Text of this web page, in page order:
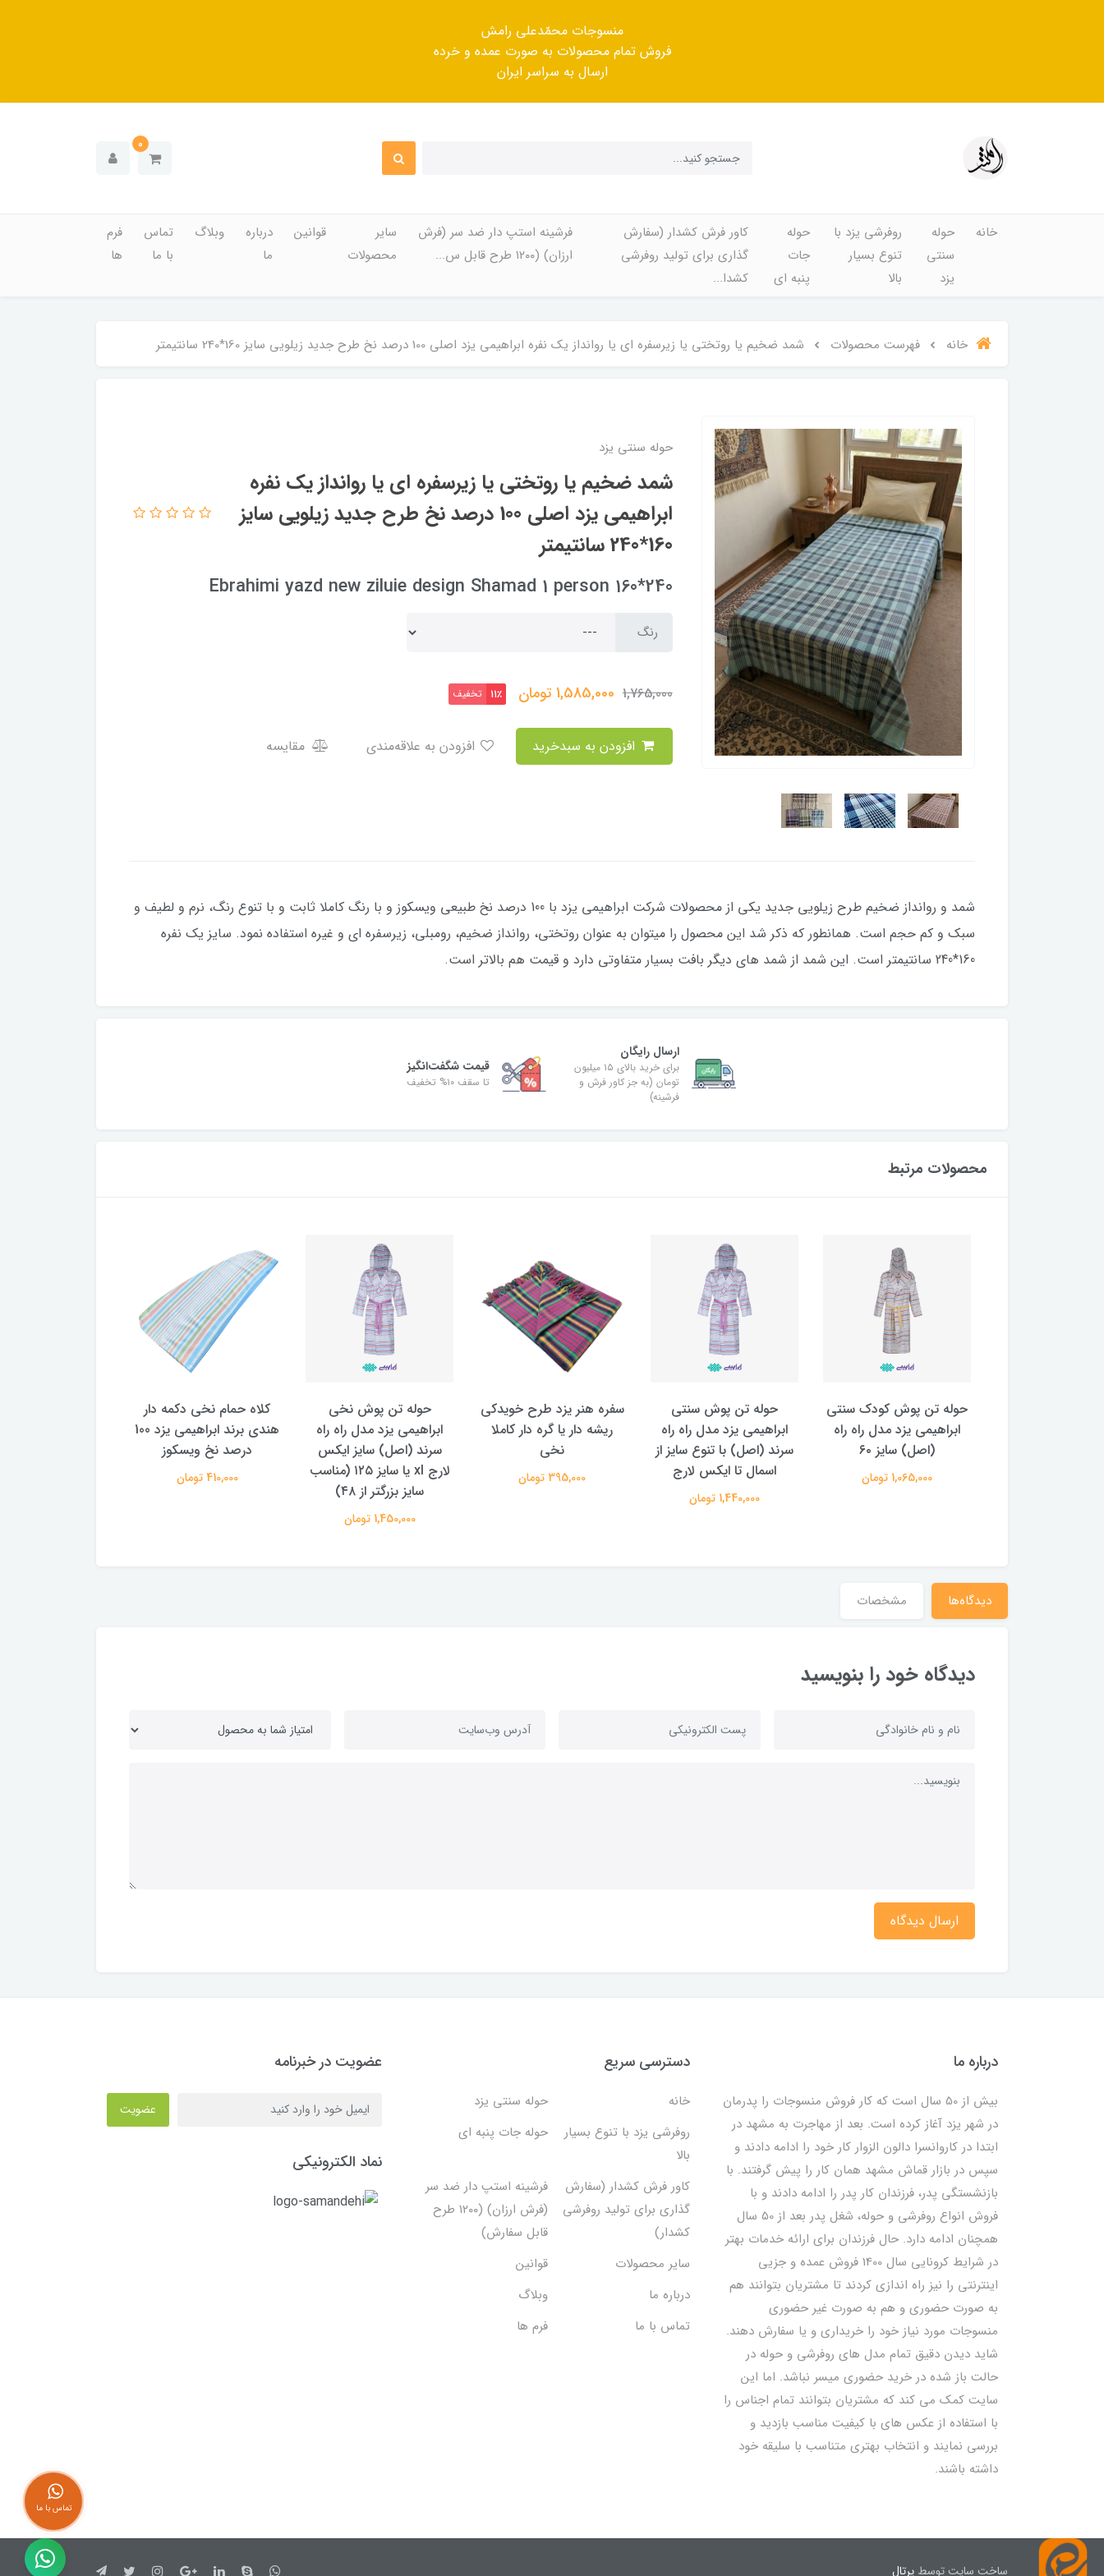
منسوجات محمّدعلی رامش
فروش تمام محصولات به صورت عمده و خرده
ارسال به سراسر ایران
0
خانه
حوله
سنتی
یزد
روفرشی یزد با
تنوع بسیار
بالا
حوله
جات
پنبه ای
کاور فرش کشدار (سفارش
گذاری برای تولید روفرشی
کشدا...
فرشینه استپ دار ضد سر (فرش
ارزان) (۱۲۰۰ طرح قابل س...
سایر
محصولات
قوانین
درباره
ما
وبلاگ
تماس
با ما
فرم
ها
خانه فهرست محصولات شمد ضخیم یا روتختی یا زیرسفره ای یا روانداز یک نفره ابراهیمی یزد اصلی 100 درصد نخ طرح جدید زیلویی سایز 160*240 سانتیمتر
حوله سنتی یزد
شمد ضخیم یا روتختی یا زیرسفره ای یا روانداز یک نفره
ابراهیمی یزد اصلی 100 درصد نخ طرح جدید زیلویی سایز
160*240 سانتیمتر
Ebrahimi yazd new ziluie design Shamad 1 person 160*240
رنگ
1,765,000
1,585,000تومان 11٪ تخفیف
مقایسه
شمد و روانداز ضخیم طرح زیلویی جدید یکی از محصولات شرکت ابراهیمی یزد با 100 درصد نخ طبیعی ویسکوز و با رنگ کاملا ثابت و با تنوع رنگ، نرم و لطیف و
سبک و کم حجم است. همانطور که ذکر شد این محصول را میتوان به عنوان روتختی، روانداز ضخیم، رومبلی، زیرسفره ای و غیره استفاده نمود. سایز یک نفره
160*240 سانتیمتر است. این شمد از شمد های دیگر بافت بسیار متفاوتی دارد و قیمت هم بالاتر است.
ارسال رایگان
برای خرید بالای ۱۵ میلیون
تومان (به جز کاور فرش و
فرشینه)
قیمت شگفت‌انگیز
تا سقف ۱۰% تخفیف
محصولات مرتبط
حوله تن پوش کودک سنتی
ابراهیمی یزد مدل راه راه
(اصل) سایز ۶۰
1,065,000 تومان
حوله تن پوش سنتی
ابراهیمی یزد مدل راه راه
سرند (اصل) با تنوع سایز از
اسمال تا ایکس لارج
1,440,000 تومان
سفره هنر یزد طرح خویدکی
ریشه دار یا گره دار کاملا
نخی
395,000 تومان
حوله تن پوش نخی
ابراهیمی یزد مدل راه راه
سرند (اصل) سایز ایکس
لارج xl یا سایز ۱۲۵ (مناسب
سایز بزرگتر از ۴۸)
1,450,000 تومان
کلاه حمام نخی دکمه دار
هندی برند ابراهیمی یزد 100
درصد نخ ویسکوز
410,000 تومان
دیدگاه‌ها مشخصات
دیدگاه خود را بنویسید
ارسال دیدگاه
درباره ما
بیش از 50 سال است که کار فروش منسوجات را پدرمان
در شهر یزد آغاز کرده است. بعد از مهاجرت به مشهد در
ابتدا در کاروانسرا دالون الزوار کار خود را ادامه دادند و
سپس در بازار قماش مشهد همان کار را پیش گرفتند. با
بازنشستگی پدر، فرزندان کار پدر را ادامه دادند و با
فروش انواع روفرشی و حوله، شغل پدر بعد از 50 سال
همچنان ادامه دارد. حال فرزندان برای ارائه خدمات بهتر
در شرایط کرونایی سال 1400 فروش عمده و جزیی
اینترنتی را نیز راه اندازی کردند تا مشتریان بتوانند هم
به صورت حضوری و هم به صورت غیر حضوری
منسوجات مورد نیاز خود را خریداری و یا سفارش دهند.
شاید دیدن دقیق تمام مدل های روفرشی و حوله در
حالت باز شده در خرید حضوری میسر نباشد. اما این
سایت کمک می کند که مشتریان بتوانند تمام اجناس را
با استفاده از عکس های با کیفیت مناسب بازدید و
بررسی نمایند و انتخاب بهتری متناسب با سلیقه خود
داشته باشند.
دسترسی سریع
خانه
حوله سنتی یزد
روفرشی یزد با تنوع بسیار
بالا
حوله جات پنبه ای
کاور فرش کشدار (سفارش
گذاری برای تولید روفرشی
کشدار)
فرشینه استپ دار ضد سر
(فرش ارزان) (۱۲۰۰ طرح
قابل سفارش)
سایر محصولات
قوانین
درباره ما
وبلاگ
تماس با ما
فرم ها
عضویت در خبرنامه
عضویت
نماد الکترونیکی
ساخت سایت توسط پرتال
تماس با ما